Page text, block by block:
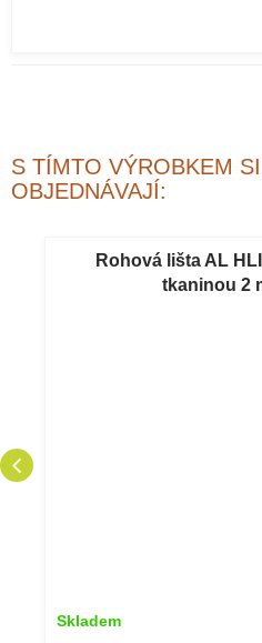
S TÍMTO VÝROBKEM
OBJEDNÁVAJÍ:
Rohová lišta AL
tkaninou 2
Skladem